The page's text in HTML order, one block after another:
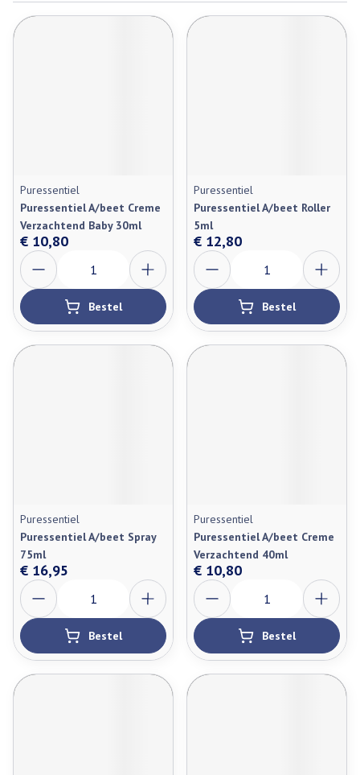
Puressentiel
Puressentiel A/beet Creme
Verzachtend Baby 30ml
€ 10,80
Aantal
Bestel
Puressentiel
Puressentiel A/beet Roller
5ml
€ 12,80
Aantal
Bestel
Puressentiel
Puressentiel A/beet Spray
75ml
€ 16,95
Aantal
Bestel
Puressentiel
Puressentiel A/beet Creme
Verzachtend 40ml
€ 10,80
Aantal
Bestel